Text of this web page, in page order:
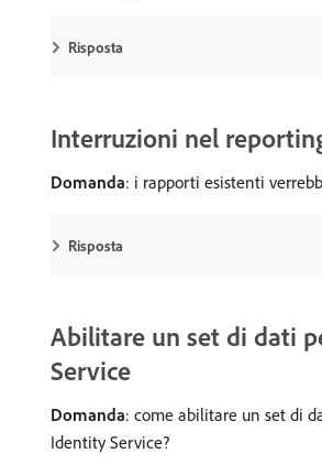
Risposta
Interruzioni nel
Domanda: i rapporti esistenti
Risposta
Abilitare un set di dati
Service
Domanda: come abilitare un set di
Identity Service?